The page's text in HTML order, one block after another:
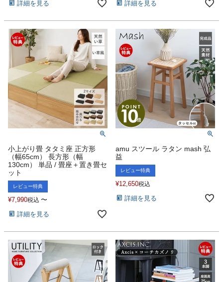
詳細を見る 詳細を見る
小上がり畳 タタミ座 正方形
（幅65cm） 長方形（幅
130cm） 単品 / 畳座＋置き畳セ
ット
レビュー特典
¥7,990税込 〜
詳細を見る
amu スツール ラタン mash 弘
益
レビュー特典
¥12,650税込
詳細を見る